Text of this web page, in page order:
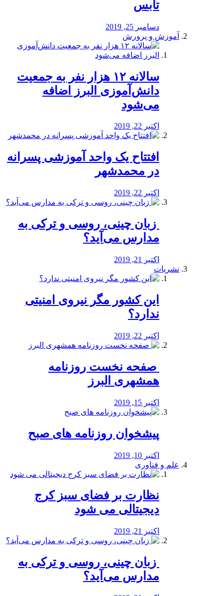
تابس
دسامبر 25, 2019
آموزش و پرورش
️سالانه ۱۲ هزار نفر به جمعیت
دانش‌آموزی البرز اضافه
می‌شود
اکتبر 22, 2019
افتتاح یک واحد آموزشی پسرانه
در محمدشهر
اکتبر 22, 2019
️ زبان چینی، روسی و ترکی به
مدارس می‌آید؟
اکتبر 21, 2019
نشریات
این کشور مگر نیروی امنیتی
ندارد؟
اکتبر 22, 2019
️ صفحه نخست روزنامه‌
همشهری البرز
اکتبر 15, 2019
پیشخوان روزنامه های صبح
اکتبر 10, 2019
علم و فناوری
نظارت بر فضای سبز کرج
دیجیتالی می شود
اکتبر 21, 2019
️ زبان چینی، روسی و ترکی به
مدارس می‌آید؟